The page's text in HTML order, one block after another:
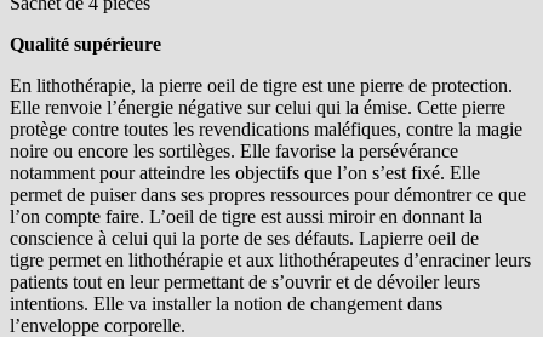
Qualité supérieure
En lithothérapie, la pierre oeil de tigre est une pierre de protection.
Elle renvoie l’énergie négative sur celui qui la émise. Cette pierre
protège contre toutes les revendications maléfiques, contre la magie
noire ou encore les sortilèges. Elle favorise la persévérance
notamment pour atteindre les objectifs que l’on s’est fixé. Elle
permet de puiser dans ses propres ressources pour démontrer ce que
l’on compte faire. L’oeil de tigre est aussi miroir en donnant la
conscience à celui qui la porte de ses défauts. Lapierre oeil de
tigre permet en lithothérapie et aux lithothérapeutes d’enraciner leurs
patients tout en leur permettant de s’ouvrir et de dévoiler leurs
intentions. Elle va installer la notion de changement dans
l’enveloppe corporelle.